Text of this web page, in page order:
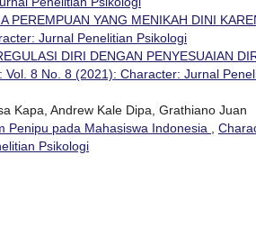
PEREMPUAN YANG MENIKAH DINI
Jurnal Penelitian Psikologi
DIRI DENGAN PENYESUAIAN
8 No. 8 (2021): Character: Jurnal
Kapa, Andrew Kale Dipa, Grathiano Juan
Penipu pada Mahasiswa Indonesia
Psikologi